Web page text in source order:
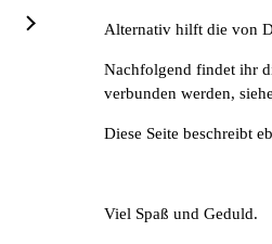
Alternativ hilft die von
Nachfolgend findet ihr
verbunden werden,
Diese Seite beschreibt
Viel Spaß und Geduld.